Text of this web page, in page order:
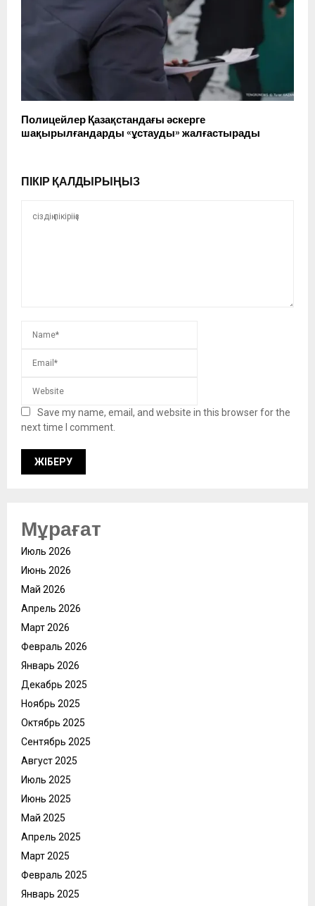
Полицейлер Қазақстандағы әскерге
шақырылғандарды «ұстауды» жалғастырады
ПІКІР ҚАЛДЫРЫҢЫЗ
Save my name, email, and website in this browser for the
next time I comment.
Мұрағат
Июль 2026
Июнь 2026
Май 2026
Апрель 2026
Март 2026
Февраль 2026
Январь 2026
Декабрь 2025
Ноябрь 2025
Октябрь 2025
Сентябрь 2025
Август 2025
Июль 2025
Июнь 2025
Май 2025
Апрель 2025
Март 2025
Февраль 2025
Январь 2025